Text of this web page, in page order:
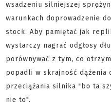
wsadzeniu silniejszej
warunkach doprowadzenie
stock. Aby pamiętać jak
wystarczy nagrać odgłosy
porównywać z tym, co
popadli w skrajność dążenia
przeciążania silnika "bo ta
nie to".